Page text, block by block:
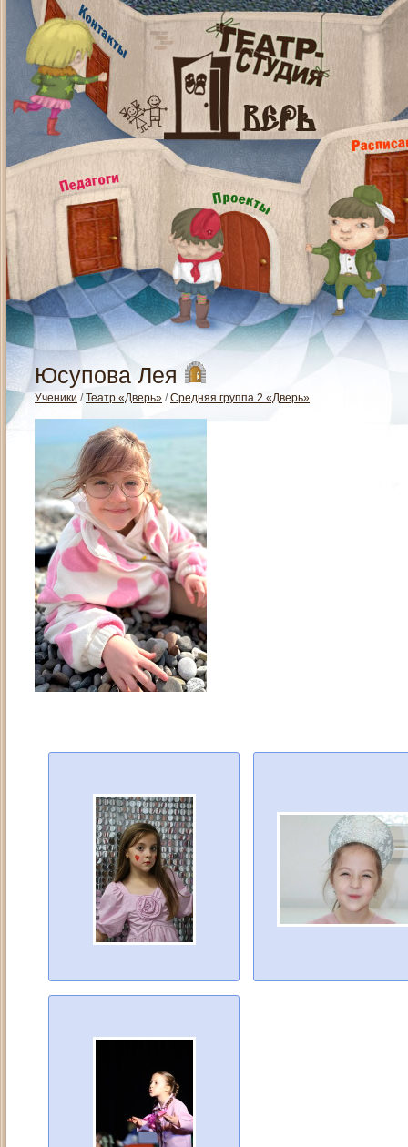
Юсупова Лея
Ученики /Театр «Дверь» /Средняя группа 2 «Дверь»